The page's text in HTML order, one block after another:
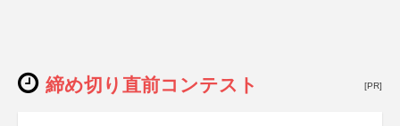
締め切り直前コンテスト [PR]